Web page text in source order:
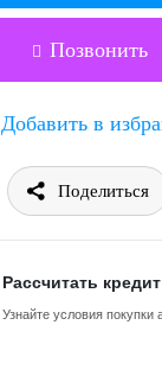
Позвонить
Добавить в
Поделиться
Рассчитать кредит
Узнайте условия покупки